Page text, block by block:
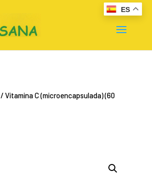
/ Vitamina C (microencapsulada) (60
ES